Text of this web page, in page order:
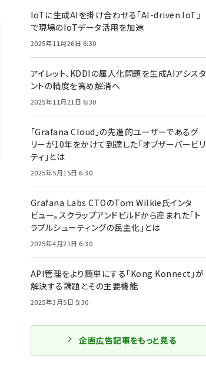
IoTに生成AIを掛け合わせる「AI-driven IoT」
で現場のIoTデータ活用を加速
2025年11月26日 6:30
アイレット、KDDIの属人化問題を生成AIアシスタ
ントの精度を高め解消へ
2025年11月21日 6:30
「Grafana Cloud」の先進的ユーザーであるグ
リーが10年をかけて到達した「オブザーバービリ
ティ」とは
2025年5月15日 6:30
Grafana Labs CTOのTom Wilkie氏インタ
ビュー。スクラップアンドビルドから産まれた「ト
ラブルシューティングの民主化」とは
2025年4月21日 6:30
API管理をより簡単にする「Kong Konnect」が
解決する課題とその主要機能
2025年3月5日 5:30
企画広告記事をもっと見る